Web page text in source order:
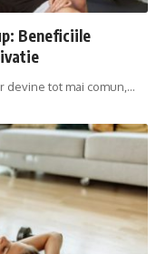
Beneficiile
devine tot mai comun,…